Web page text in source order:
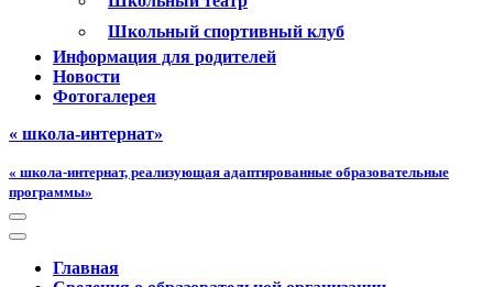
Школьный спортивный клуб
Информация для родителей
Новости
Фотогалерея
« школа-интернат»
« школа-интернат, реализующая адаптированные образовательные
программы»
Меню
навигации
Меню
навигацииГлавная